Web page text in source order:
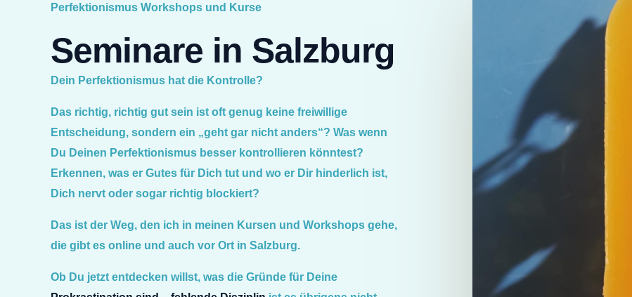
Perfektionismus Workshops und Kurse
Seminare in Salzburg
Dein Perfektionismus hat die Kontrolle?
Das richtig, richtig gut sein ist oft genug keine freiwillige
Entscheidung, sondern ein „geht gar nicht anders“? Was wenn
Du Deinen Perfektionismus besser kontrollieren könntest?
Erkennen, was er Gutes für Dich tut und wo er Dir hinderlich ist,
Dich nervt oder sogar richtig blockiert?
Das ist der Weg, den ich in meinen Kursen und Workshops gehe,
die gibt es online und auch vor Ort in Salzburg.
Ob Du jetzt entdecken willst, was die Gründe für Deine